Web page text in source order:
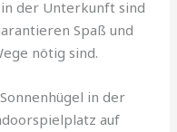
der Unterkunft sind
Spaß und
nötig sind.
in der
auf